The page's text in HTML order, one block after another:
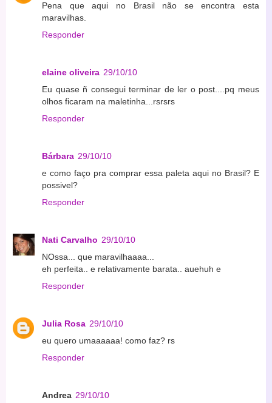
Pena que aqui no Brasil não se encontra esta
maravilhas.
Responder
elaine oliveira 29/10/10
Eu quase ñ consegui terminar de ler o post....pq meus
olhos ficaram na maletinha...rsrsrs
Responder
Bárbara 29/10/10
e como faço pra comprar essa paleta aqui no Brasil? E
possivel?
Responder
Nati Carvalho 29/10/10
NOssa... que maravilhaaaa...
eh perfeita.. e relativamente barata.. auehuh e
Responder
Julia Rosa 29/10/10
eu quero umaaaaaa! como faz? rs
Responder
Andrea 29/10/10